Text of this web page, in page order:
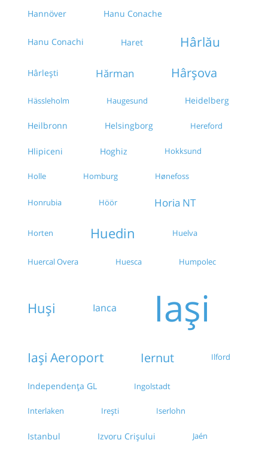
Hannöver Hanu Conache
Hanu Conachi Haret Hârlău
Hârlești Hărman Hârșova
Hässleholm Haugesund Heidelberg
Heilbronn Helsingborg Hereford
Hlipiceni Hoghiz Hokksund
Holle Homburg Hønefoss
Honrubia Höör Horia NT
Horten Huedin Huelva
Huercal Overa Huesca Humpolec
Huși Ianca Iași
Iași Aeroport Iernut Ilford
Independența GL Ingolstadt
Interlaken Irești Iserlohn
Istanbul Izvoru Crișului Jaén